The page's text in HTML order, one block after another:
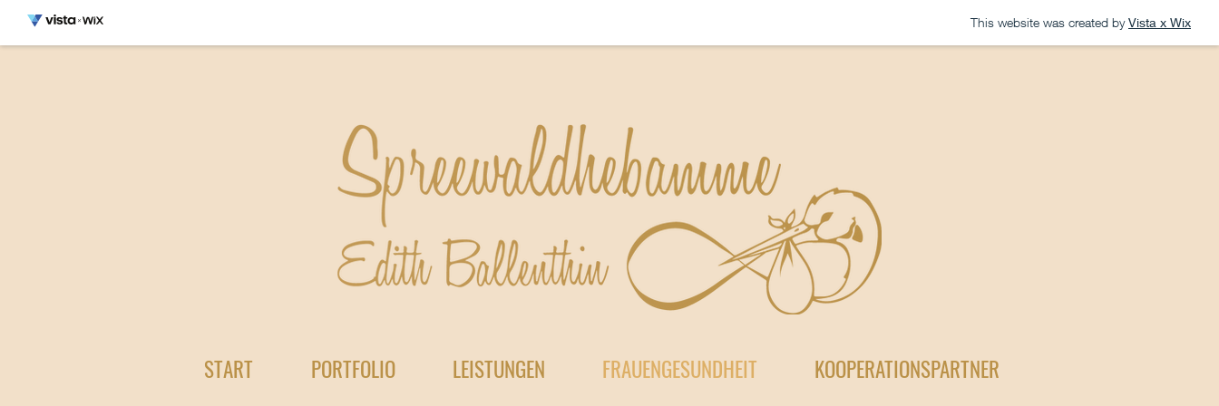
This website was created by Vista x Wix
START PORTFOLIO LEISTUNGEN FRAUENGESUNDHEIT KOOPERATIONSPARTNER